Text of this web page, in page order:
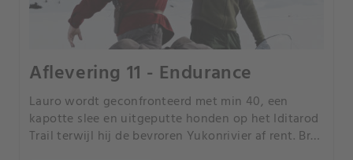
Aflevering 11 - Endurance
Lauro wordt geconfronteerd met min 40, een
kapotte slee en uitgeputte honden op het Iditarod
Trail terwijl hij de bevroren Yukonrivier af rent. Bret